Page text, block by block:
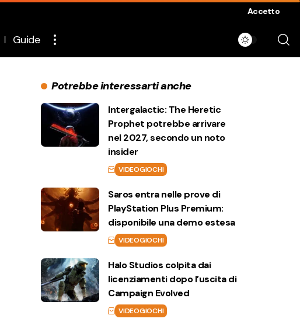
Accetto
Guide
Potrebbe interessarti anche
Intergalactic: The Heretic
Prophet potrebbe arrivare
nel 2027, secondo un noto
insider
VIDEOGIOCHI
Saros entra nelle prove di
PlayStation Plus Premium:
disponibile una demo estesa
VIDEOGIOCHI
Halo Studios colpita dai
licenziamenti dopo l’uscita di
Campaign Evolved
VIDEOGIOCHI